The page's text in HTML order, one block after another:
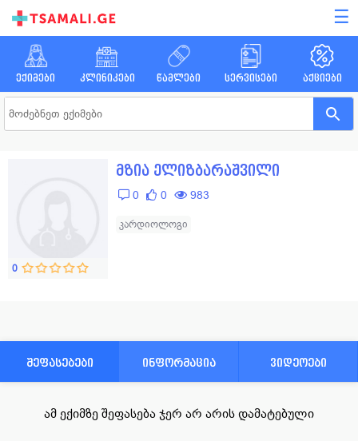
☰
ექიმები კლინიკები წამლები სერვისები აქციები
0
მზია ელიზბარაშვილი
0 0 983
კარდიოლოგი
შეფასებები ინფორმაცია ვიდეოები
ამ ექიმზე შეფასება ჯერ არ არის დამატებული